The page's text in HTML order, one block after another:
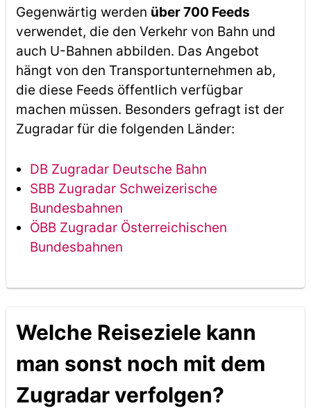
Gegenwärtig werden über 700 Feeds
verwendet, die den Verkehr von Bahn und
auch U-Bahnen abbilden. Das Angebot
hängt von den Transportunternehmen ab,
die diese Feeds öffentlich verfügbar
machen müssen. Besonders gefragt ist der
Zugradar für die folgenden Länder:
DB Zugradar Deutsche Bahn
SBB Zugradar Schweizerische
Bundesbahnen
ÖBB Zugradar Österreichischen
Bundesbahnen
Welche Reiseziele kann
man sonst noch mit dem
Zugradar verfolgen?